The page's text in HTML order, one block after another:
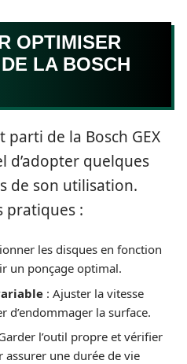
OPTIMISER
LA BOSCH
de la Bosch GEX
d’adopter quelques
de son utilisation.
pratiques :
les disques en fonction
un ponçage optimal.
: Ajuster la vitesse
d’endommager la surface.
l’outil propre et vérifier
assurer une durée de vie